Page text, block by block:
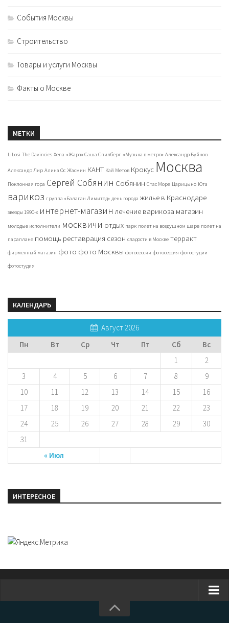
События Москвы
Строительство
Товары и услуги Москвы
Факты о Москве
МЕТКИ
LiLosi The Davincies Xena «Жара» Саша Спилберг «Музыка в метро» Александр Буйнов
Александр Лир Алина Ос Жасмин КАНТ Кай Метов Крокус Москва
Поклонная гора Сергей Собянин Собянин Стас Море Царицыно Юта
варикоз группа «Балаган Лимитед» день города жилье в Краснодаре
звезды 1990-х интернет-магазин лечение варикоза магазин
молодые исполнители москвичи отдых парк полет на воздушном шаре полет на
параплане помощь реставрация сезон сладости в Москве терракт
фирменный магазин фото фото Москвы фотосессии фотосессия фотостудии
фотостудия
КАЛЕНДАРЬ
Август 2026
Пн
Вт Ср Чт Пт Сб Вс
« Июл
1
2
3
4 5 6 7 8
9
10
11 12 13 14 15
16
17
18 19 20 21 22
23
24
25 26 27 28 29
30
31
ИНТЕРЕСНОЕ